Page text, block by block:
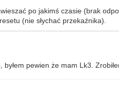
po jakimś czasie (brak
(nie słychać przekaźnika).
pewien że mam Lk3.